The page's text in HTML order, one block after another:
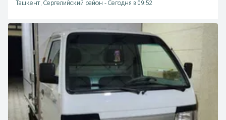
Ташкент, Сергелийский район - Сегодня в 09:52